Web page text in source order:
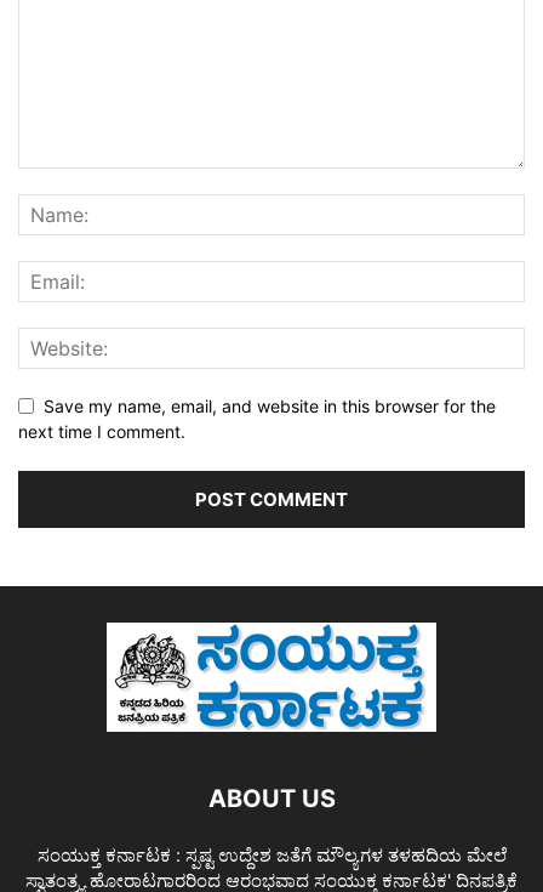
Save my name, email, and website in this browser for the
next time I comment.
ABOUT US
ಸಂಯುಕ್ತ ಕರ್ನಾಟಕ : ಸ್ಪಷ್ಟ ಉದ್ದೇಶ ಜತೆಗೆ ಮೌಲ್ಯಗಳ ತಳಹದಿಯ ಮೇಲೆ
ಸ್ವಾತಂತ್ರ್ಯ ಹೋರಾಟಗಾರರಿಂದ ಆರಂಭವಾದ ಸಂಯುಕ್ತ ಕರ್ನಾಟಕ' ದಿನಪತ್ರಿಕೆ